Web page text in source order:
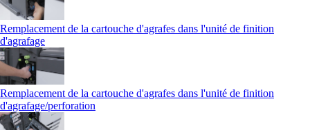
Remplacement de la cartouche d'agrafes dans l'unité de finition
d'agrafage
Remplacement de la cartouche d'agrafes dans l'unité de finition
d'agrafage/perforation